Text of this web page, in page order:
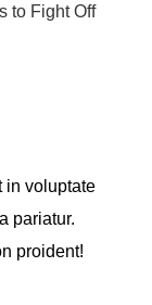
to Fight Off
in voluptate
pariatur.
proident!